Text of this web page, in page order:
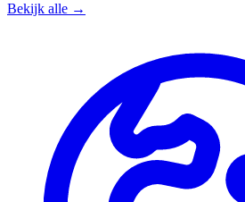
Bekijk alle →